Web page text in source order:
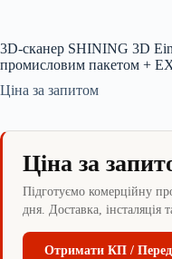
3D-сканер SHINING 3D
промисловим пакетом +
Ціна за запитом
Ціна за
Підготуємо комерційну
дня. Доставка, інсталяція
Отримати КП /